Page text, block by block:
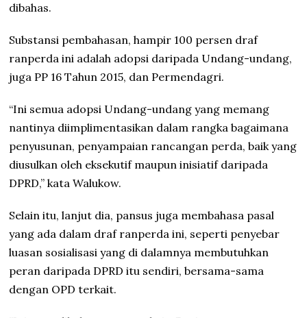
dibahas.
Substansi pembahasan, hampir 100 persen draf
ranperda ini adalah adopsi daripada Undang-undang,
juga PP 16 Tahun 2015, dan Permendagri.
“Ini semua adopsi Undang-undang yang memang
nantinya diimplimentasikan dalam rangka bagaimana
penyusunan, penyampaian rancangan perda, baik yang
diusulkan oleh eksekutif maupun inisiatif daripada
DPRD,” kata Walukow.
Selain itu, lanjut dia, pansus juga membahasa pasal
yang ada dalam draf ranperda ini, seperti penyebar
luasan sosialisasi yang di dalamnya membutuhkan
peran daripada DPRD itu sendiri, bersama-sama
dengan OPD terkait.